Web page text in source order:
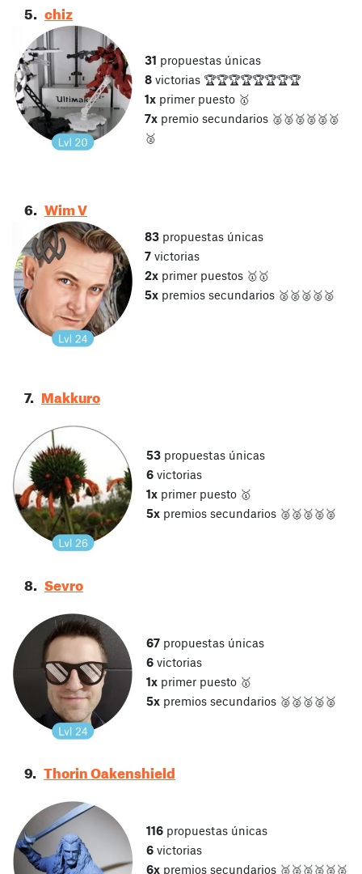
5. chiz
31 propuestas únicas
8 victorias 🏆🏆🏆🏆🏆🏆🏆🏆
1x primer puesto 🥇
7x premio secundarios 🥈🥈🥈🥈🥈🥈
🥈
6. Wim V
83 propuestas únicas
7 victorias
2x primer puestos 🥇🥇
5x premios secundarios 🥈🥈🥈🥈🥈
7. Makkuro
53 propuestas únicas
6victorias
1xprimer puesto 🥇
5xpremios secundarios 🥈🥈🥈🥈🥈
8. Sevro
67 propuestas únicas
6 victorias
1xprimer puesto 🥇
5xpremios secundarios 🥈🥈🥈🥈🥈
9. Thorin Oakenshield
116 propuestas únicas
6 victorias
6xpremios secundarios 🥈🥈🥈🥈🥈🥈